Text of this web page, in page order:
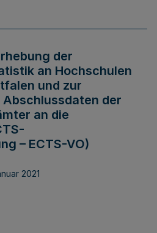
der
an Hochschulen
und zur
der
an die
– ECTS-VO)
2021